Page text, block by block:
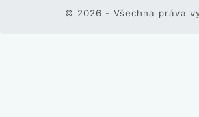
© 2026 - Všechna práva